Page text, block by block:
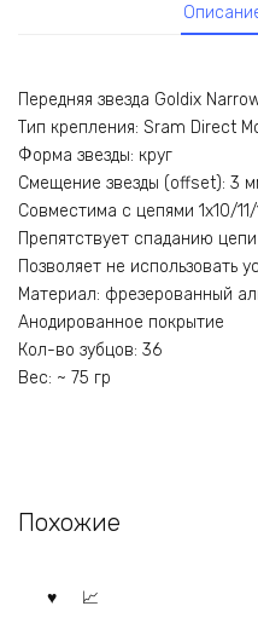
Передняя звезда Goldix
Тип крепления: Sram Direct
Форма звезды: круг
Смещение звезды (offset): 3
Совместима с цепями 1х10/11/
Препятствует спаданию
Позволяет не использовать
Материал: фрезерованный
Анодированное покрытие
Кол-во зубцов: 36
Вес: ~ 75 гр
Похожие